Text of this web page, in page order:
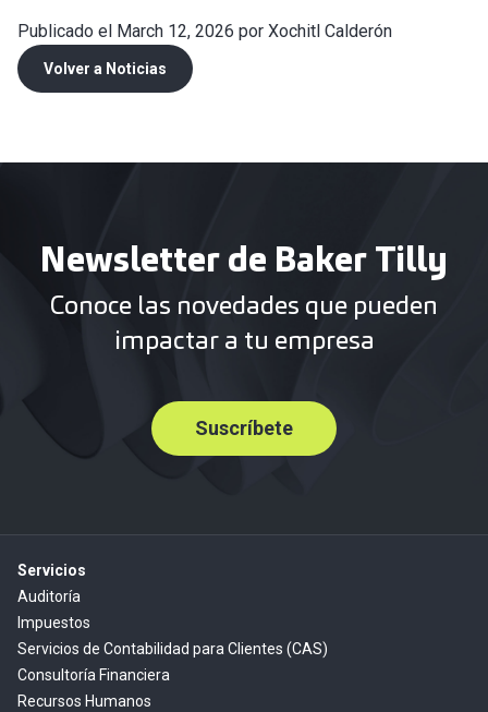
Publicado el March 12, 2026 por Xochitl Calderón
Volver a Noticias
Newsletter de Baker Tilly
Conoce las novedades que pueden
impactar a tu empresa
Suscríbete
Servicios
Auditoría
Impuestos
Servicios de Contabilidad para Clientes (CAS)
Consultoría Financiera
Recursos Humanos